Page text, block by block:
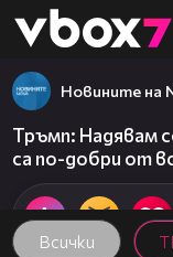
👾
Всички
Новините на
Тръмп: Надявам
са по-добри от